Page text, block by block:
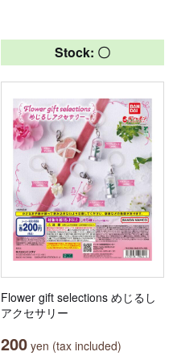
Stock: 〇
Flower gift selections めじるし
アクセサリー
200 yen (tax included)